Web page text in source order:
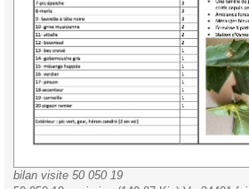
bilan visite 50 050 19